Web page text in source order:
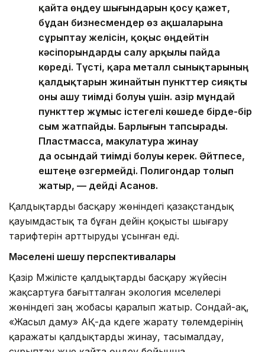
қайта өңдеу шығындарын қосу қажет,
бұдан бизнесмендер өз ақшаларына
сұрыптау желісін, қоқыс өңдейтін
кәсіпорындарды салу арқылы пайда
көреді. Түсті, қара металл сынықтарының
қалдықтарын жинайтын пункттер сияқты
оны ашу тиімді болуы үшін. Қазір мұндай
пункттер жұмыс істегелі көшеде бірде-бір
сым жатпайды. Барлығын тапсырады.
Пластмасса, макулатура жинау
да осындай тиімді болуы керек. Әйтпесе,
ештеңе өзгермейді. Полигондар толып
жатыр, — дейді Асанов.
Қалдықтарды басқару жөніндегі қазақстандық
қауымдастық та бұған дейін қоқысты шығару
тарифтерін арттыруды ұсынған еді.
Мәселені шешу перспективалары
Қазір Мәжілісте қалдықтарды басқару жүйесін
жақсартуға бағытталған экология мәселелері
жөніндегі заң жобасы қаралып жатыр. Сондай-ақ,
«Жасыл даму» АҚ-да кәдеге жарату төлемдерінің
қаражаты қалдықтарды жинау, тасымалдау,